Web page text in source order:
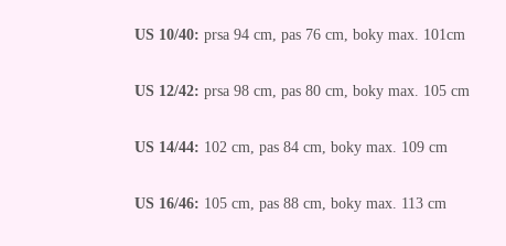
US 10/40: prsa 94 cm, pas 76 cm, boky max. 101cm
US 12/42: prsa 98 cm, pas 80 cm, boky max. 105 cm
US 14/44: 102 cm, pas 84 cm, boky max. 109 cm
US 16/46: 105 cm, pas 88 cm, boky max. 113 cm